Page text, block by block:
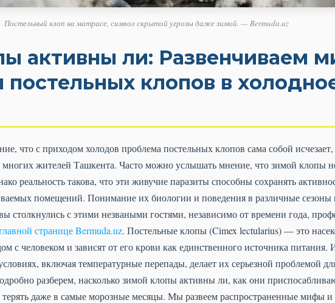
Постельный клоп на матрасе, символ скрытой угрозы даже зимой. — Bermuda.uz
активны ли: Развенчиваем
постельных клопов в
что с приходом холодов проблема постельных клопов сама собой
жителей Ташкента. Часто можно услышать мнение, что зимой клопы
реальность такова, что эти живучие паразиты способны сохранять
помещений. Понимание их биологии и поведения в различные сезоны
столкнулись с этими незваными гостями, независимо от времени года,
странице Bermuda.uz. Постельные клопы (Cimex lectularius) — это
с человеком и зависят от его крови как единственного источника питания.
включая температурные перепады, делает их серьезной проблемой
разберем, насколько зимой клопы активны ли, как они
терять даже в самые морозные месяцы. Мы развеем распространенные мифы